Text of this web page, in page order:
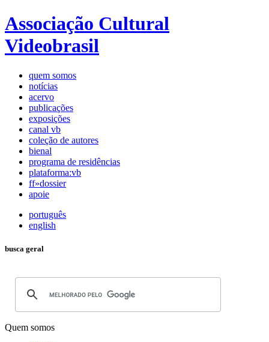
Associação Cultural
Videobrasil
quem somos
notícias
acervo
publicações
exposições
canal vb
coleção de autores
bienal
programa de residências
plataforma:vb
ff»dossier
apoie
português
english
busca geral
Quem somos